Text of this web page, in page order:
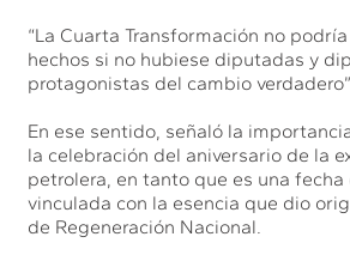
“La Cuarta Transformación no
hechos si no hubiese diputadas y
protagonistas del cambio
En ese sentido, señaló la
la celebración del aniversario de la
petrolera, en tanto que es una
vinculada con la esencia que dio
de Regeneración Nacional.